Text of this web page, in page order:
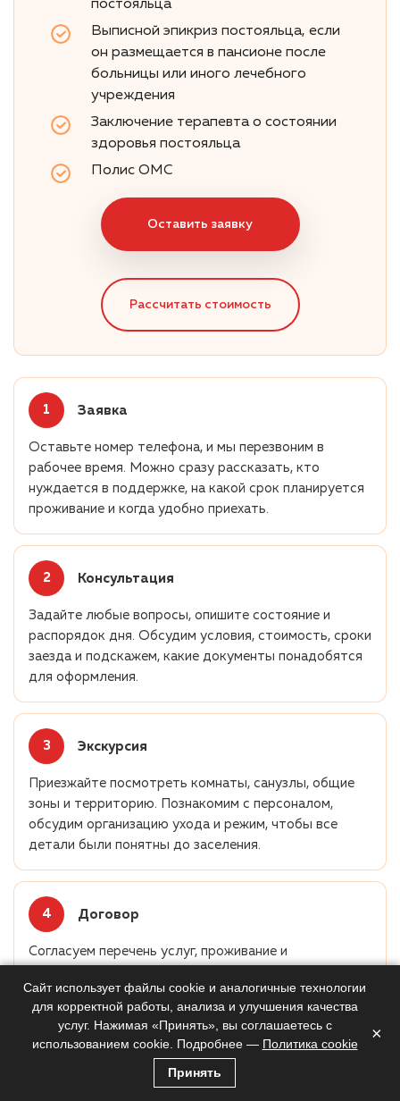
постояльца
Выписной эпикриз постояльца, если
он размещается в пансионе после
больницы или иного лечебного
учреждения
Заключение терапевта о состоянии
здоровья постояльца
Полис ОМС
Оставить заявку
Рассчитать стоимость
Заявка
Оставьте номер телефона, и мы перезвоним в
рабочее время. Можно сразу рассказать, кто
нуждается в поддержке, на какой срок планируется
проживание и когда удобно приехать.
Консультация
Задайте любые вопросы, опишите состояние и
распорядок дня. Обсудим условия, стоимость, сроки
заезда и подскажем, какие документы понадобятся
для оформления.
Экскурсия
Приезжайте посмотреть комнаты, санузлы, общие
зоны и территорию. Познакомим с персоналом,
обсудим организацию ухода и режим, чтобы все
детали были понятны до заселения.
Договор
Согласуем перечень услуг, проживание и
зафиксированы письменно, чтобы у семьи была
ясная картина расходов и обязанностей сторон.
Сайт использует файлы cookie и аналогичные технологии
для корректной работы, анализа и улучшения качества
услуг. Нажимая «Принять», вы соглашаетесь с
использованием cookie. Подробнее — Политика cookie
Принять
×